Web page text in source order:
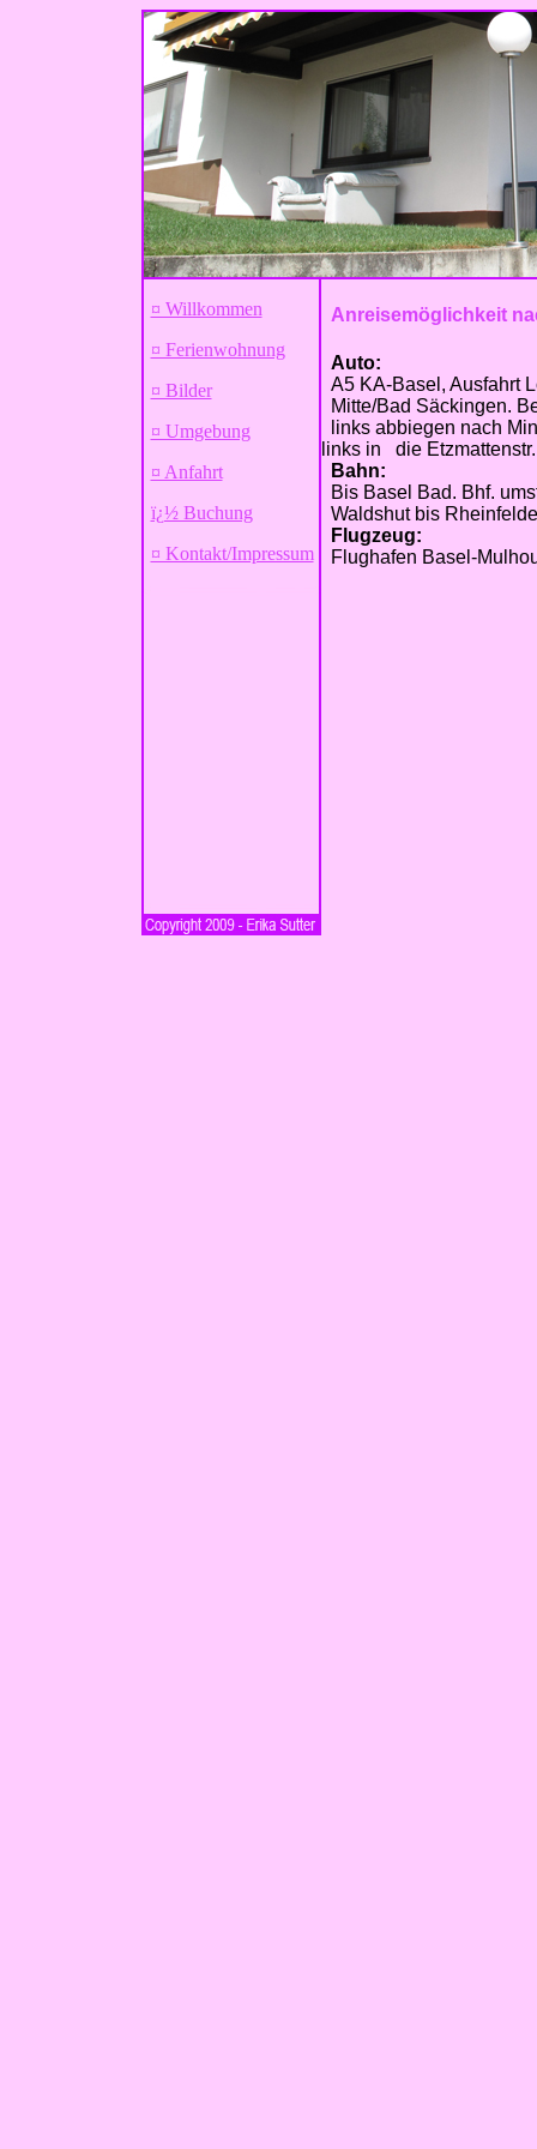
¤ Willkommen
¤ Ferienwohnung
¤ Bilder
¤ Umgebung
¤ Anfahrt
ï¿½ Buchung
¤ Kontakt/Impressum
Anreisemöglichkeit
Auto:
A5 KA-Basel, Ausfahrt
Mitte/Bad Säckingen.
links abbiegen nach
links in die
Bahn:
Bis Basel Bad. Bhf.
Waldshut bis
Flugzeug:
Flughafen Basel-